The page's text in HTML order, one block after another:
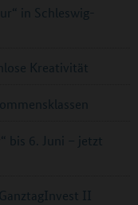
in Schleswig-
Kreativität
bis 6. Juni – jetzt
II